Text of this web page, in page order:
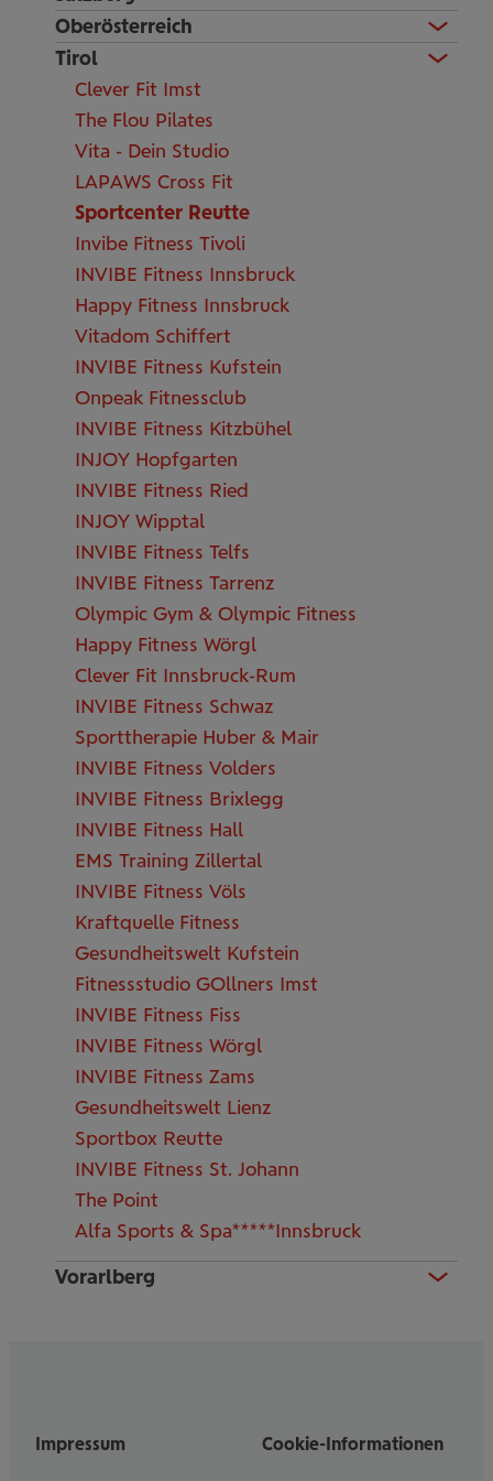
Oberösterreich
Tirol
Clever Fit Imst
The Flou Pilates
Vita - Dein Studio
LAPAWS Cross Fit
Sportcenter Reutte
Invibe Fitness Tivoli
INVIBE Fitness Innsbruck
Happy Fitness Innsbruck
Vitadom Schiffert
INVIBE Fitness Kufstein
Onpeak Fitnessclub
INVIBE Fitness Kitzbühel
INJOY Hopfgarten
INVIBE Fitness Ried
INJOY Wipptal
INVIBE Fitness Telfs
INVIBE Fitness Tarrenz
Olympic Gym & Olympic Fitness
Happy Fitness Wörgl
Clever Fit Innsbruck-Rum
INVIBE Fitness Schwaz
Sporttherapie Huber & Mair
INVIBE Fitness Volders
INVIBE Fitness Brixlegg
INVIBE Fitness Hall
EMS Training Zillertal
INVIBE Fitness Völs
Kraftquelle Fitness
Gesundheitswelt Kufstein
Fitnessstudio GOllners Imst
INVIBE Fitness Fiss
INVIBE Fitness Wörgl
INVIBE Fitness Zams
Gesundheitswelt Lienz
Sportbox Reutte
INVIBE Fitness St. Johann
The Point
Alfa Sports & Spa*****Innsbruck
Vorarlberg
Impressum Cookie-Informationen